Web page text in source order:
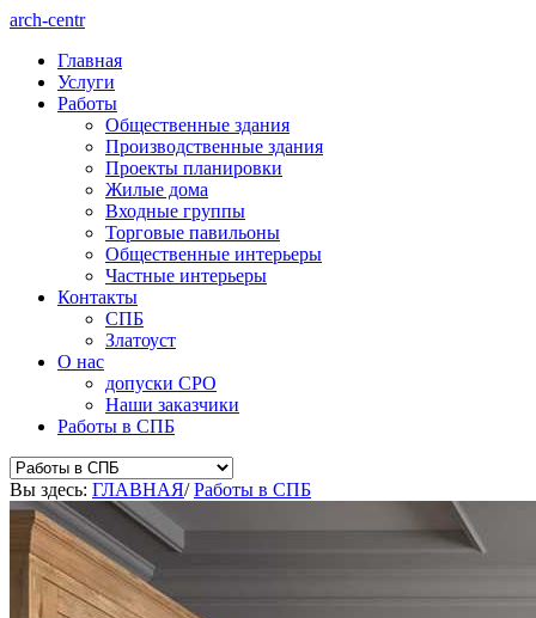
arch-centr
Главная
Услуги
Работы
Общественные здания
Производственные здания
Проекты планировки
Жилые дома
Входные группы
Торговые павильоны
Общественные интерьеры
Частные интерьеры
Контакты
СПБ
Златоуст
О нас
допуски СРО
Наши заказчики
Работы в СПБ
Вы здесь: ГЛАВНАЯ/Работы в СПБ